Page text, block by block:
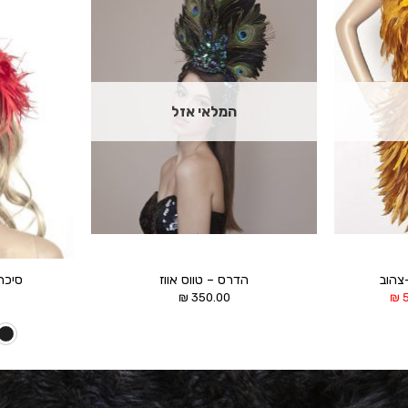
הוסף ל
WISHLIST
₪
המלאי אזל
הדרס – טווס אווז
350.00
₪